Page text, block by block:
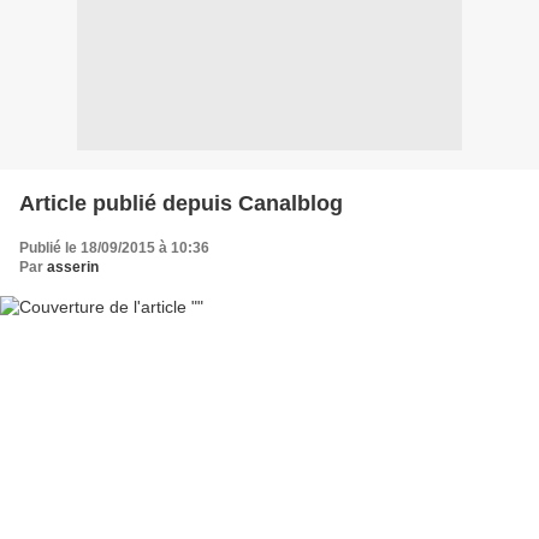
Article publié depuis Canalblog
Publié le 18/09/2015 à 10:36
Par asserin